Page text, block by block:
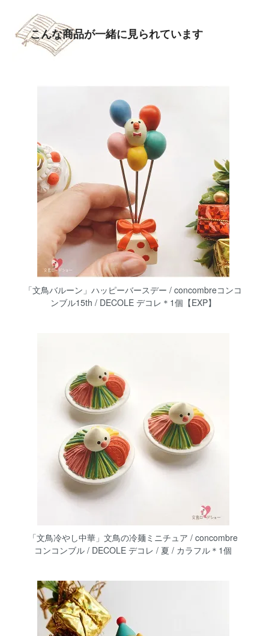
こんな商品が一緒に見られています
「文鳥バルーン」ハッピーバースデー / concombreコンコ
ンブル15th / DECOLE デコレ＊1個【EXP】
「文鳥冷やし中華」文鳥の冷麺ミニチュア / concombre
コンコンブル / DECOLE デコレ / 夏 / カラフル＊1個